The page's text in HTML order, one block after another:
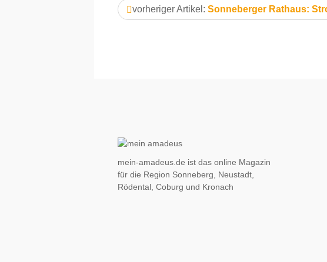
vorheriger Artikel: Sonneberger Rathaus:
mein-amadeus.de ist das online Magazin
für die Region Sonneberg, Neustadt,
Rödental, Coburg und Kronach